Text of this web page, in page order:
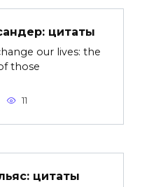
цитаты
our lives: the
those
11
цитаты